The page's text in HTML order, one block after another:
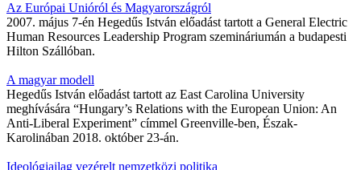
Az Európai Unióról és Magyarországról
2007. május 7-én Hegedűs István előadást tartott a General Electric
Human Resources Leadership Program szemináriumán a budapesti
Hilton Szállóban.
A magyar modell
Hegedűs István előadást tartott az East Carolina University
meghívására “Hungary’s Relations with the European Union: An
Anti-Liberal Experiment” címmel Greenville-ben, Észak-
Karolinában 2018. október 23-án.
Ideológiailag vezérelt nemzetközi politika